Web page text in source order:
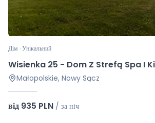
Дім · Унікальний
Wisienka 25 - Dom Z Strefą Spa I
Małopolskie, Nowy Sącz
від 935 PLN / за ніч